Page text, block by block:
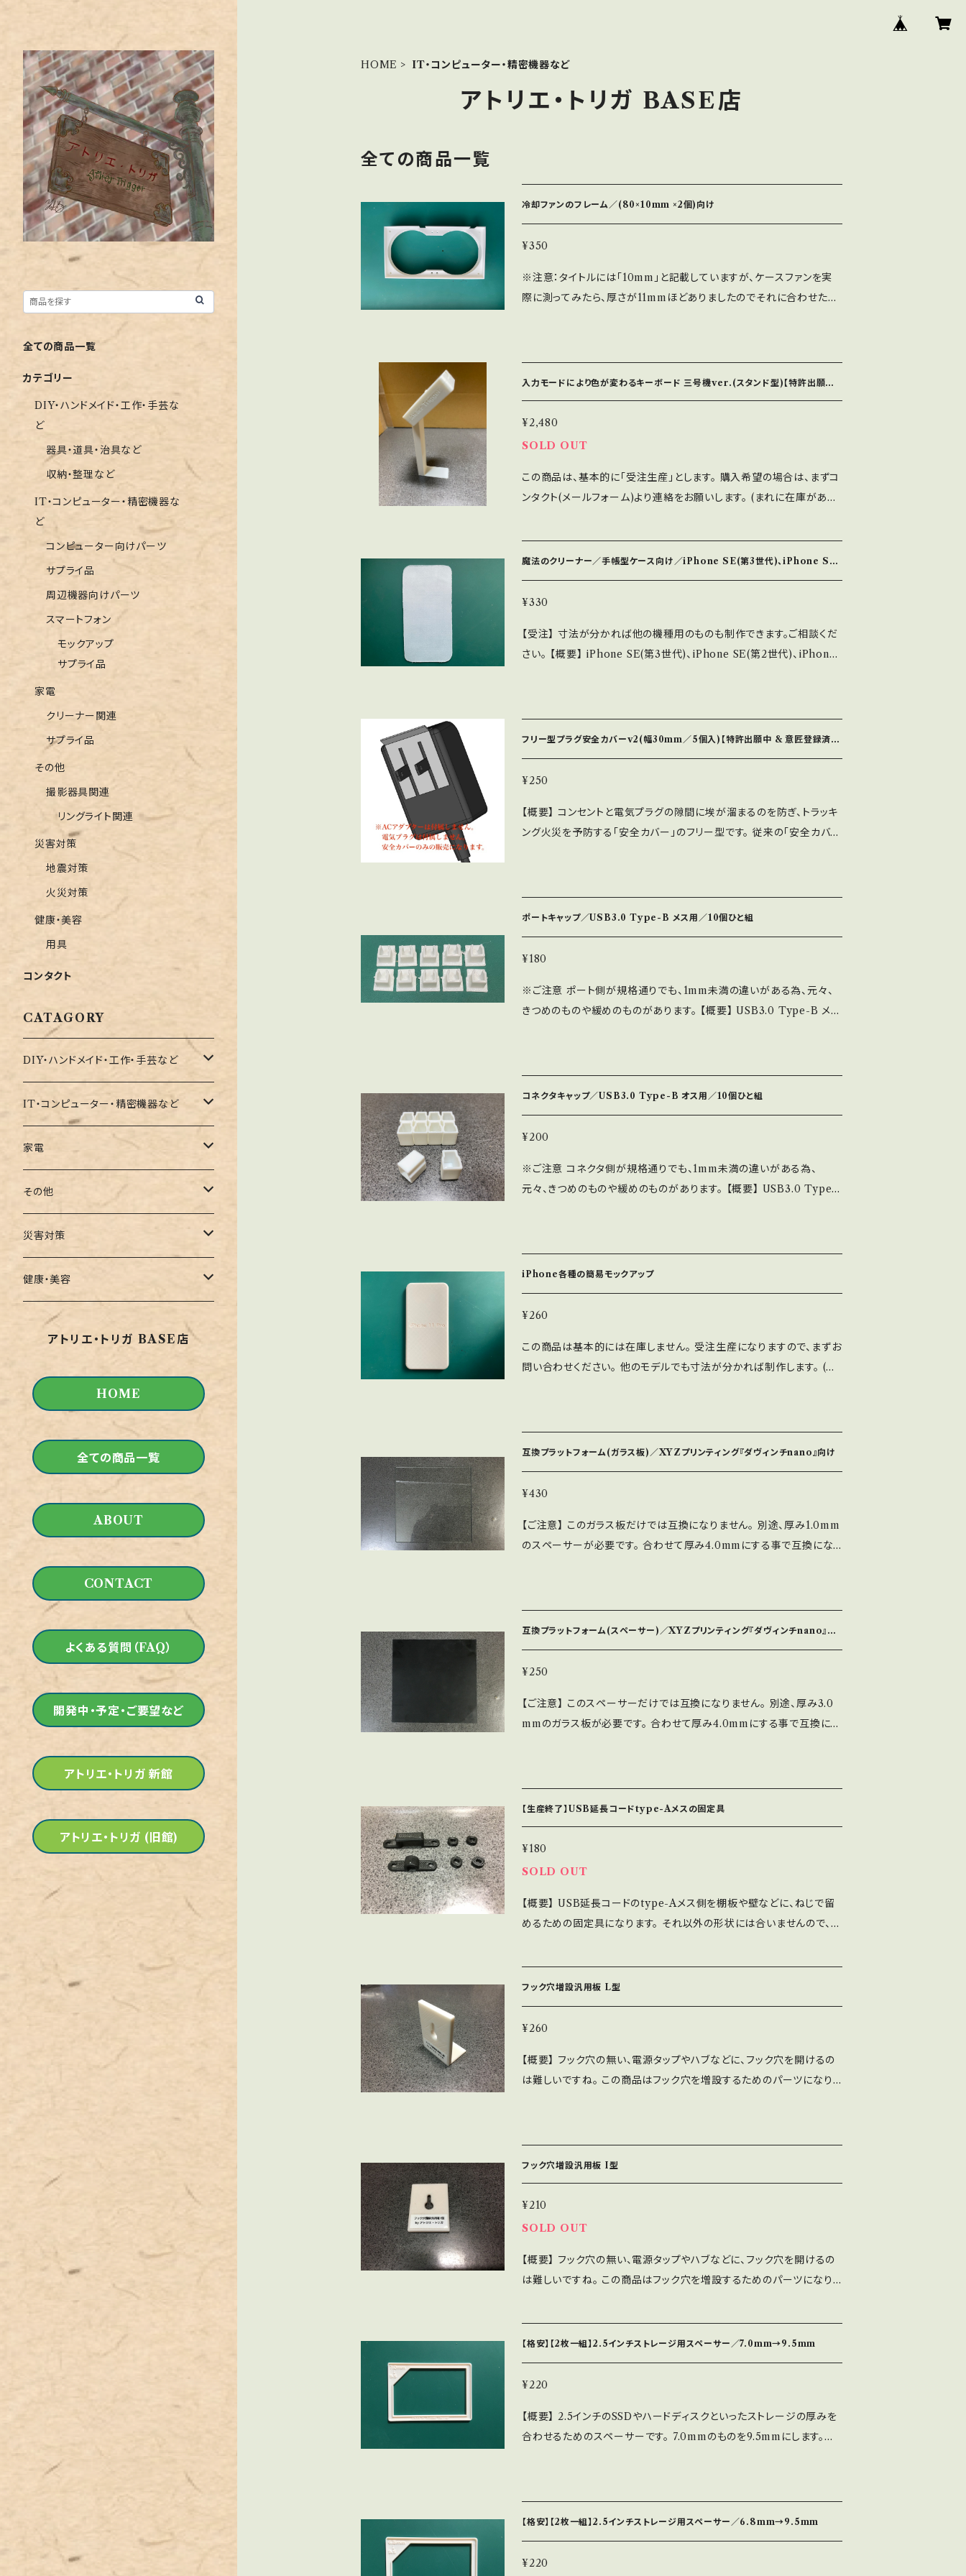
HOME IT・コンピューター・精密機器など
アトリエ・トリガ BASE店
全ての商品一覧
冷却ファンのフレーム／(80×10mm ×2個)向け
¥350
※注意：タイトルには「10mm」と記載していますが、ケースファンを実
際に測ってみたら、厚さが11mmほどありましたのでそれに合わせた寸
します。 (まれに在庫があることもあります) 【概要】 パソコン向けのケ
ースファンを二つ繋ぎ固定するためのフレームです。 パソコンに内蔵す
ることは想定しておらず、外置きで使用します。 (外付けストレージなど
の冷却に使います) サイズは、80mm角×厚み10mmのケースファン2
せて作ってあります) ケースファンは付属しません。別途ご用意くださ
い。 ねじ、ワッシャーなどは付属しません。別途ご用意ください。 ケーブ
ん。お好みで別途ご用意ください。 【組み立て】 この商品は、フレーム本
体と蓋が別体となっています。 フレームにケースファンを入れる際に
は、電源ケーブルが切り欠きを通るようにします。 蓋をしてネジで留め
る仕様です。 ファンガードを表裏に入れることもできます。 ▽実際に組
75OuGY_Y&t=5s 【材質】 「PLA+」というプラスチックを使用してい
ます。 お色は選べません。掲載写真と違う色になることもあります。 「P
によって廉価に提供することにしています。 表面の平滑化、バリ取りやト
ゲ取りなどは、ご購入者様の手でやって頂くことが前提となっておりま
す。 もし、仕上げが一切不要だというのであれば、そのままでもご利用
頂ける状態にはしてあります。 仕上げ作業が必要だと感じる場合は、
代金とは別に送料がかかります。 表示される送料は、1組のご購入の場
合になります。 複数を一度にご購入される場合は、メールかチャットで
自己責任でよろしければ、メールかチャットでご相談下さい。
入力モードにより色が変わるキーボード 三号機ver.(スタンド型)【特許出願中】
【第28回 身近なヒント発明展 一次審査合格】
¥2,480
SOLD OUT
この商品は、基本的に「受注生産」とします。 購入希望の場合は、まずコ
ンタクト(メールフォーム)より連絡をお願いします。 (まれに在庫がある
実現する照明装置です。 形状はスタンド型(三号機タイプ)になります。
キーボードは付属しません。 ブラインドタッチができなくても、キーボー
ドは見るのでその「色」により、現在の入力モードが把握でき、入力ミス
を減らすことができます。 実際に動作させている動画をYouTubeに上
rwtSXk2 【必要なソフト】 この機器を動作させるには専用のソフトが
必要です。 Windows専用になります。 システム条件はWindows10以
t/2024/07/13/ppcd000001_patent/ ソフトの置き場所はどこでも
構いません。使いやすい場所に配置してください。 【内容物】 ・本体 ・足
・スペーサー 【組み立て】 この商品は、本体と足が別体となっています。
本体の隙間に足を差し込んで組み立てます。 差し込むのは斜めの方で、
がありますが、足の差し込み部分にマスキングテープを巻き付けて厚み
を調整すれば固定できるようになります。 直角の方は、キーボードの下
の厚みでガタつくことがあります。 その場合、付属のスペーサーを反対
側に敷いて高さを合わせてください。 【使い方】 専用ソフトをパソコンに
入れたら、まず先にこの装置をパソコンに繋いでください。 繋ぐ方法は、
USB2.0以上になります。 この装置側のコネクターはmini USBになり
ます。 先に専用ソフトを起動しても装置を認識できないのでご注意くだ
ては認識に失敗することがあります。その場合、再度専用ソフトを起動
というマイコンを内蔵していて、それが照明の色を制御しています。 正
常に動作しなくなったら「RESET」ボタンを押してみてください。 【仕上
げについて】 この商品は、仕上げの手間を省くことによって廉価に提供
で仕上げをやってください。 【送料について】 商品代金とは別に送料が
を一度にご購入される場合は、メールかチャットでご相談下さい。 追跡
や保証が不要な場合は、用意してある選択肢以外のもっと安い発送方
法が使えるかもしれません。 その際、ご購入者様の自己責任でよろしけ
魔法のクリーナー／手帳型ケース向け／iPhone SE(第3世代)、iPhone SE
(第2世代)、iPhone 8
¥330
【受注】 寸法が分かれば他の機種用のものも制作できます。ご相談くだ
さい。 【概要】 iPhone SE(第3世代)、iPhone SE(第2世代)、iPhone
この『無動力クリーナー』を貼ったら、 閉じてポケットやかばんの中に入
に気付くでしょう。 【原理】 ユーザーが移動したり動いたりすると、ケー
わされて綺麗に保たれるという仕組みです。 逆に、ユーザーが移動した
り動いたりしないと、ちっとも綺麗にはなりません。（￣◇￣;） その場合
5/pspc000001_patent/ 【送料について】 商品代金とは別に送料が
かかります。 表示される送料は、1枚のご購入の場合になります。 複数
を一度にご購入される場合は、メールかチャットでご相談下さい。 追跡
や保証が不要な場合は、用意してある選択肢以外のもっと安い発送方
れば、メールかチャットでご相談下さい。
フリー型プラグ安全カバーv2(幅30mm／5個入)【特許出願中 & 意匠登録済
み】
¥250
【概要】 コンセントと電気プラグの隙間に埃が溜まるのを防ぎ、トラッキ
ング火災を予防する「安全カバー」のフリー型です。 従来の「安全カバ
します) 材質はTPUというゴム状の材料を使っています。 色はお選び
す。 ２）向きは、直角の凸部を段差の低い側に、斜めの凸部を段差の高
合わせられます。 【仕上げについて】 この商品は、仕上げの手間を省く
ことによって廉価に提供することにしています。 表面の平滑化、バリ取り
利用頂ける状態にはしてあります。 仕上げ作業が必要だと感じる場合
は、ご満足のいく状態まで仕上げをやってください。 【寸法誤差につい
て】 元データの寸法画像を添付してありますが、3Dプリンターの特性
上、誤差が±1%程度あります。 ご了承の上、お買い求め下さい。 【在庫
は、表示される数量が確保できない場合があります。 ご要望があれば、
随時増産しますので、日数はかかりますが追って在庫は増えます。 材質
一組のご購入の場合になります。 複数を一度にご購入される場合は、メ
ールかチャットでご相談下さい。 追跡や保証が不要な場合は、用意して
ある選択肢以外のもっと安い発送方法が使えるかもしれません。 その
際、ご購入者様の自己責任でよろしければ、メールかチャットでご相談
ポートキャップ／USB3.0 Type-B メス用／10個ひと組
¥180
※ご注意 ポート側が規格通りでも、1mm未満の違いがある為、元々、
きつめのものや緩めのものがあります。 【概要】 USB3.0 Type-B メス
す。 色は写真と異なる場合があります。材質、色ともにお選び頂けませ
り、1個1個を実際にポートに装着して確認してあります。 仕上げ：廉価
トゲ取りなどはご購入者様の手で行って頂く形式になります。 【在庫に
ついて】 他のルートでも販売しているので、注文のタイミングによって
や色は予告なく変更になることがあります。お選び頂けません。 【送料
について】 商品代金とは別に送料がかかります。 表示される送料は、1
組のご購入の場合になります。 複数組を一度にご購入される場合は、メ
ールかチャットでご相談下さい。 追跡や保証が不要な場合は、用意して
際、ご購入者様の自己責任でよろしければ、メールかチャットでご相談
下さい。
コネクタキャップ／USB3.0 Type-B オス用／10個ひと組
¥200
※ご注意 コネクタ側が規格通りでも、1mm未満の違いがある為、
元々、きつめのものや緩めのものがあります。 【概要】 USB3.0 Type-
があります。 色は写真と異なる場合があります。材質、色ともにお選び
にしてあり、1個1個を実際にコネクタに装着して確認してあります。 仕
化、面取り、トゲ取りなどはご購入者様の手で行って頂く形式になりま
す。 【在庫について】 他のルートでも販売しているので、注文のタイミン
ます。 材質や色は予告なく変更になることがあります。お選び頂けませ
ん。 【送料について】 商品代金とは別に送料がかかります。 表示される
送料は、1組のご購入の場合になります。 複数組を一度にご購入される
場合は、メールかチャットでご相談下さい。 追跡や保証が不要な場合
ません。 その際、ご購入者様の自己責任でよろしければ、メールかチャ
ットでご相談下さい。
iPhone各種の簡易モックアップ
¥260
この商品は基本的には在庫しません。 受注生産になりますので、まずお
問い合わせください。 他のモデルでも寸法が分かれば制作します。 (ま
いてあります。 精巧なモックアップはもっと高いので、コストカットに貢
２）買い替え時の大きさの違いを体感するために。 【材質】 タフPLA、ま
互換プラットフォーム(ガラス板)／XYZプリンティング『ダヴィンチnano』向け
¥430
【ご注意】 このガラス板だけでは互換になりません。 別途、厚み1.0mm
のスペーサーが必要です。 合わせて厚み4.0mmにする事で互換にな
承ください。 【概要】 「XYZプリンティング」の『ダヴィンチnano』向けの
は、ブログで綴ってありますので、参照してください。 https://mac-in.n
ットフォームテープを保存しておき、あとで使うなど、 複数のプラットフ
ォームを使い分けるのに便利です。 純正品より大幅に安価になっており
怪我をしやすいのでご注意ください。 【在庫について】 他のルートでも
販売しているので、注文のタイミングによっては、表示される数量が確
保できない場合があります。 ご要望があれば、随時増産しますので、日
数はかかりますが追って在庫は増えます。 【送料について】 商品代金と
は別に送料がかかります。 表示される送料は、1枚のご購入の場合にな
談下さい。 追跡や保証が不要な場合は、用意してある選択肢以外のも
っと安い発送方法が使えるかもしれません。 その際、ご購入者様の自己
互換プラットフォーム(スペーサー)／XYZプリンティング『ダヴィンチnano』向
け
¥250
【ご注意】 このスペーサーだけでは互換になりません。 別途、厚み3.0
mmのガラス板が必要です。 合わせて厚み4.0mmにする事で互換にな
mac-in.net/a/r.cgi?PlatformsDaVincinano 【利用シーン】 一部
破れたプラットフォームテープを保存しておき、あとで使うなど、 複数の
プラットフォームを使い分けるのに便利です。 【仕様】 縦×横：約131.5×1
31.5mm 厚み：約1.0mm 【在庫について】 他のルートでも販売してい
場合があります。 ご要望があれば、随時増産しますので、日数はかかり
ますが追って在庫は増えます。 【送料について】 商品代金とは別に送料
数枚を一度にご購入される場合は、メールかチャットでご相談下さい。
追跡や保証が不要な場合は、用意してある選択肢以外のもっと安い発
送方法が使えるかもしれません。 その際、ご購入者様の自己責任でよ
ろしければ、メールかチャットでご相談下さい。
【生産終了】USB延長コードtype-Aメスの固定具
¥180
SOLD OUT
【概要】 USB延長コードのtype-Aメス側を棚板や壁などに、ねじで留
めるための固定具になります。 それ以外の形状には合いませんので、ご
（コード直径4.0mm用） ・スペーサー×4（厚み2.5mm） 以上、6点のセ
ットになります。 ねじは付属しません。別途ご用意ください。 延長コード
本体も付属しません。コード直径4.0mmのものを別途ご用意ください。
使用するねじは、ねじ径2.0〜2.5mm、トラス頭をお勧めします。 種類
う場合、ねじの長さは12mm以上がよいでしょう。 大抵の延長コードは
USBの規格でできているため、同梱のスペーサーを使うと丁度よい寸
うコードには合いませんのでご注意ください。 コード直径4.0mmの一
例：エレコム USB3-EX(スリム)シリーズ https://amzn.to/3rCONX
T 【設置方法】 参考ページを準備中です。 【仕様】 材質：「タフPLA」「P
LA」「PETG」のいずれかになります。 プラスチックの一種です。 材質、
色ともに写真と異なる場合があります。お選び頂けません。 仕上げ：廉
り、トゲ取りなどはご購入者様の手で行って頂く形式になります。 【在庫
について】 他のルートでも販売しているので、注文のタイミングによって
随時増産しますので、日数はかかりますが追って在庫は増えます。 材質
や色は予告なく変更になることがあります。お選び頂けません。 【送料
について】 商品代金とは別に送料がかかります。 表示される送料は、1
組のご購入の場合になります。 複数組を一度にご購入される場合は、メ
フック穴増設汎用板 L型
¥260
【概要】 フック穴の無い、電源タップやハブなどに、フック穴を開けるの
は難しいですね。 この商品はフック穴を増設するためのパーツになり
0〜3.1mmのネジで壁などに固定することを想定しています。 それより
太いと入りませんし、それより細いと安定しません。 ネジの頭は、「な
べ」か「トラス」の標準型の寸法を想定していますので、特殊な形状のも
のは合わない可能性があります。 この商品は、対象となる電源タップや
面テープを使うことをおすすめします。 対象物の材質が想定できない
ので、両面テープは付属しません。状況に合わせた両面テープをご利用
なります。 材質と色はお選びできません。 対象となる電源タップやハブ
などに穴を空けて、この商品をネジで留めるには、内部構造などを把握
しないとショートや火災の危険がありますので、おすすめできません。
この商品は形状の違いで2種類あるので1個から販売しますが、「L型」「I
個では安定しませんのでご注意ください。 この「L型」は重量を支える部
分がありますので、「I型」に比べ両面テープへの負荷が小さくなります
間を省くことによって廉価に提供することにしています。 表面の平滑
化、バリ取りやトゲ取りなどは、ご購入者様の手でやって頂くことが前提
となっております。 もし、仕上げが一切不要だというのであれば、その
ままでもご利用頂ける状態にはしてあります。 仕上げ作業が必要だと
フック穴増設汎用板 I型
¥210
SOLD OUT
【概要】 フック穴の無い、電源タップやハブなどに、フック穴を開けるの
は難しいですね。 この商品はフック穴を増設するためのパーツになり
の文字に似ています。 【仕様】 詳しくは添付の画像と説明ページ http
s://mac-in.net/a/r.cgi?hookholeL を参照してください。 径3.0〜
3.1mmのネジで壁などに固定することを想定しています。 それより太
いと入りませんし、それより細いと安定しません。 ネジの頭は、「なべ」
は合わない可能性があります。 この商品は、対象となる電源タップやハ
ブなどに、両面テープで貼り付けることを想定しています。強力な両面
ださい。 この商品の材質は、PLA、Tough PLA、PLA+のいずれかにな
ります。 材質と色はお選びできません。 対象となる電源タップやハブな
どに穴を空けて、この商品をネジで留めるには、内部構造などを把握し
ないとショートや火災の危険がありますので、おすすめできません。 こ
【格安】【2枚一組】2.5インチストレージ用スペーサー／7.0mm→9.5mm
¥220
【概要】 2.5インチのSSDやハードディスクといったストレージの厚みを
合わせるためのスペーサーです。 7.0mmのものを9.5mmにします。
いません。 【仕様】 剥離紙を剥がした状態で、両面テープを含めた厚み
厚い部分で測ってください。多くの場合は、ネジ穴のところが最も厚いで
【格安】【2枚一組】2.5インチストレージ用スペーサー／6.8mm→9.5mm
¥220
全ての商品一覧
カテゴリー
DIY・ハンドメイド・工作・手芸な
ど
器具・道具・治具など
収納・整理など
IT・コンピューター・精密機器な
ど
コンピューター向けパーツ
サプライ品
周辺機器向けパーツ
スマートフォン
モックアップ
サプライ品
家電
クリーナー関連
サプライ品
その他
撮影器具関連
リングライト関連
災害対策
地震対策
火災対策
健康・美容
用具
コンタクト
CATAGORY
DIY・ハンドメイド・工作・手芸など
器具・道具・治具など
収納・整理など
IT・コンピューター・精密機器など
コンピューター向けパーツ
サプライ品
周辺機器向けパーツ
スマートフォン
モックアップ
家電
クリーナー関連
サプライ品
その他
撮影器具関連
リングライト関連
災害対策
地震対策
火災対策
健康・美容
アトリエ・トリガ BASE店
HOME
全ての商品一覧
ABOUT
CONTACT
よくある質問（FAQ）
開発中・予定・ご要望など
アトリエ・トリガ 新館
アトリエ・トリガ (旧館)